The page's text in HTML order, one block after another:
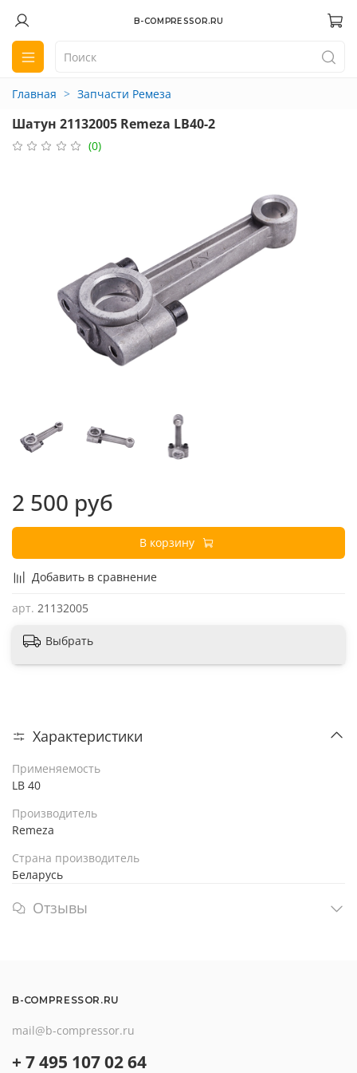
B-COMPRESSOR.RU
Главная Запчасти Ремеза
Шатун 21132005 Remeza LB40-2
(0)
Добавить в сравнение
арт. 21132005
2 500 руб
В корзину
Выбрать
Характеристики
Применяемость
LB 40
Производитель
Remeza
Страна производитель
Беларусь
Отзывы
B-COMPRESSOR.RU
mail@b-compressor.ru
+ 7 495 107 02 64